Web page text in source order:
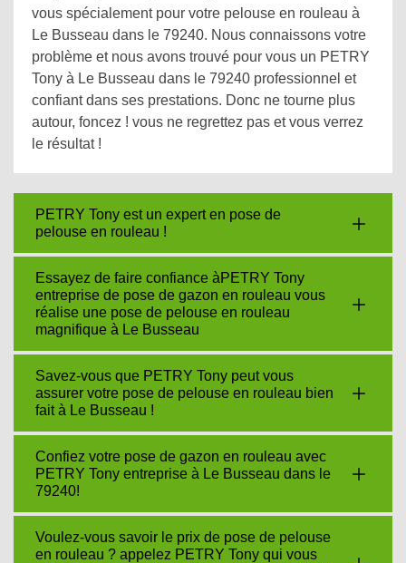
vous spécialement pour votre pelouse en rouleau à
Le Busseau dans le 79240. Nous connaissons votre
problème et nous avons trouvé pour vous un PETRY
Tony à Le Busseau dans le 79240 professionnel et
confiant dans ses prestations. Donc ne tourne plus
autour, foncez ! vous ne regrettez pas et vous verrez
le résultat !
PETRY Tony est un expert en pose de
pelouse en rouleau !
Essayez de faire confiance àPETRY Tony
entreprise de pose de gazon en rouleau vous
réalise une pose de pelouse en rouleau
magnifique à Le Busseau
Savez-vous que PETRY Tony peut vous
assurer votre pose de pelouse en rouleau bien
fait à Le Busseau !
Confiez votre pose de gazon en rouleau avec
PETRY Tony entreprise à Le Busseau dans le
79240!
Voulez-vous savoir le prix de pose de pelouse
en rouleau ? appelez PETRY Tony qui vous